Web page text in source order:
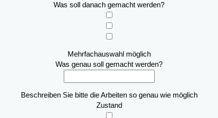
Was soll danach gemacht werden?
Mehrfachauswahl möglich
Was genau soll gemacht werden?
Beschreiben Sie bitte die Arbeiten so genau wie möglich
Zustand